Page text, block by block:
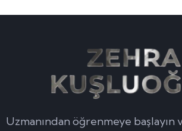
Uzmanından öğrenmeye